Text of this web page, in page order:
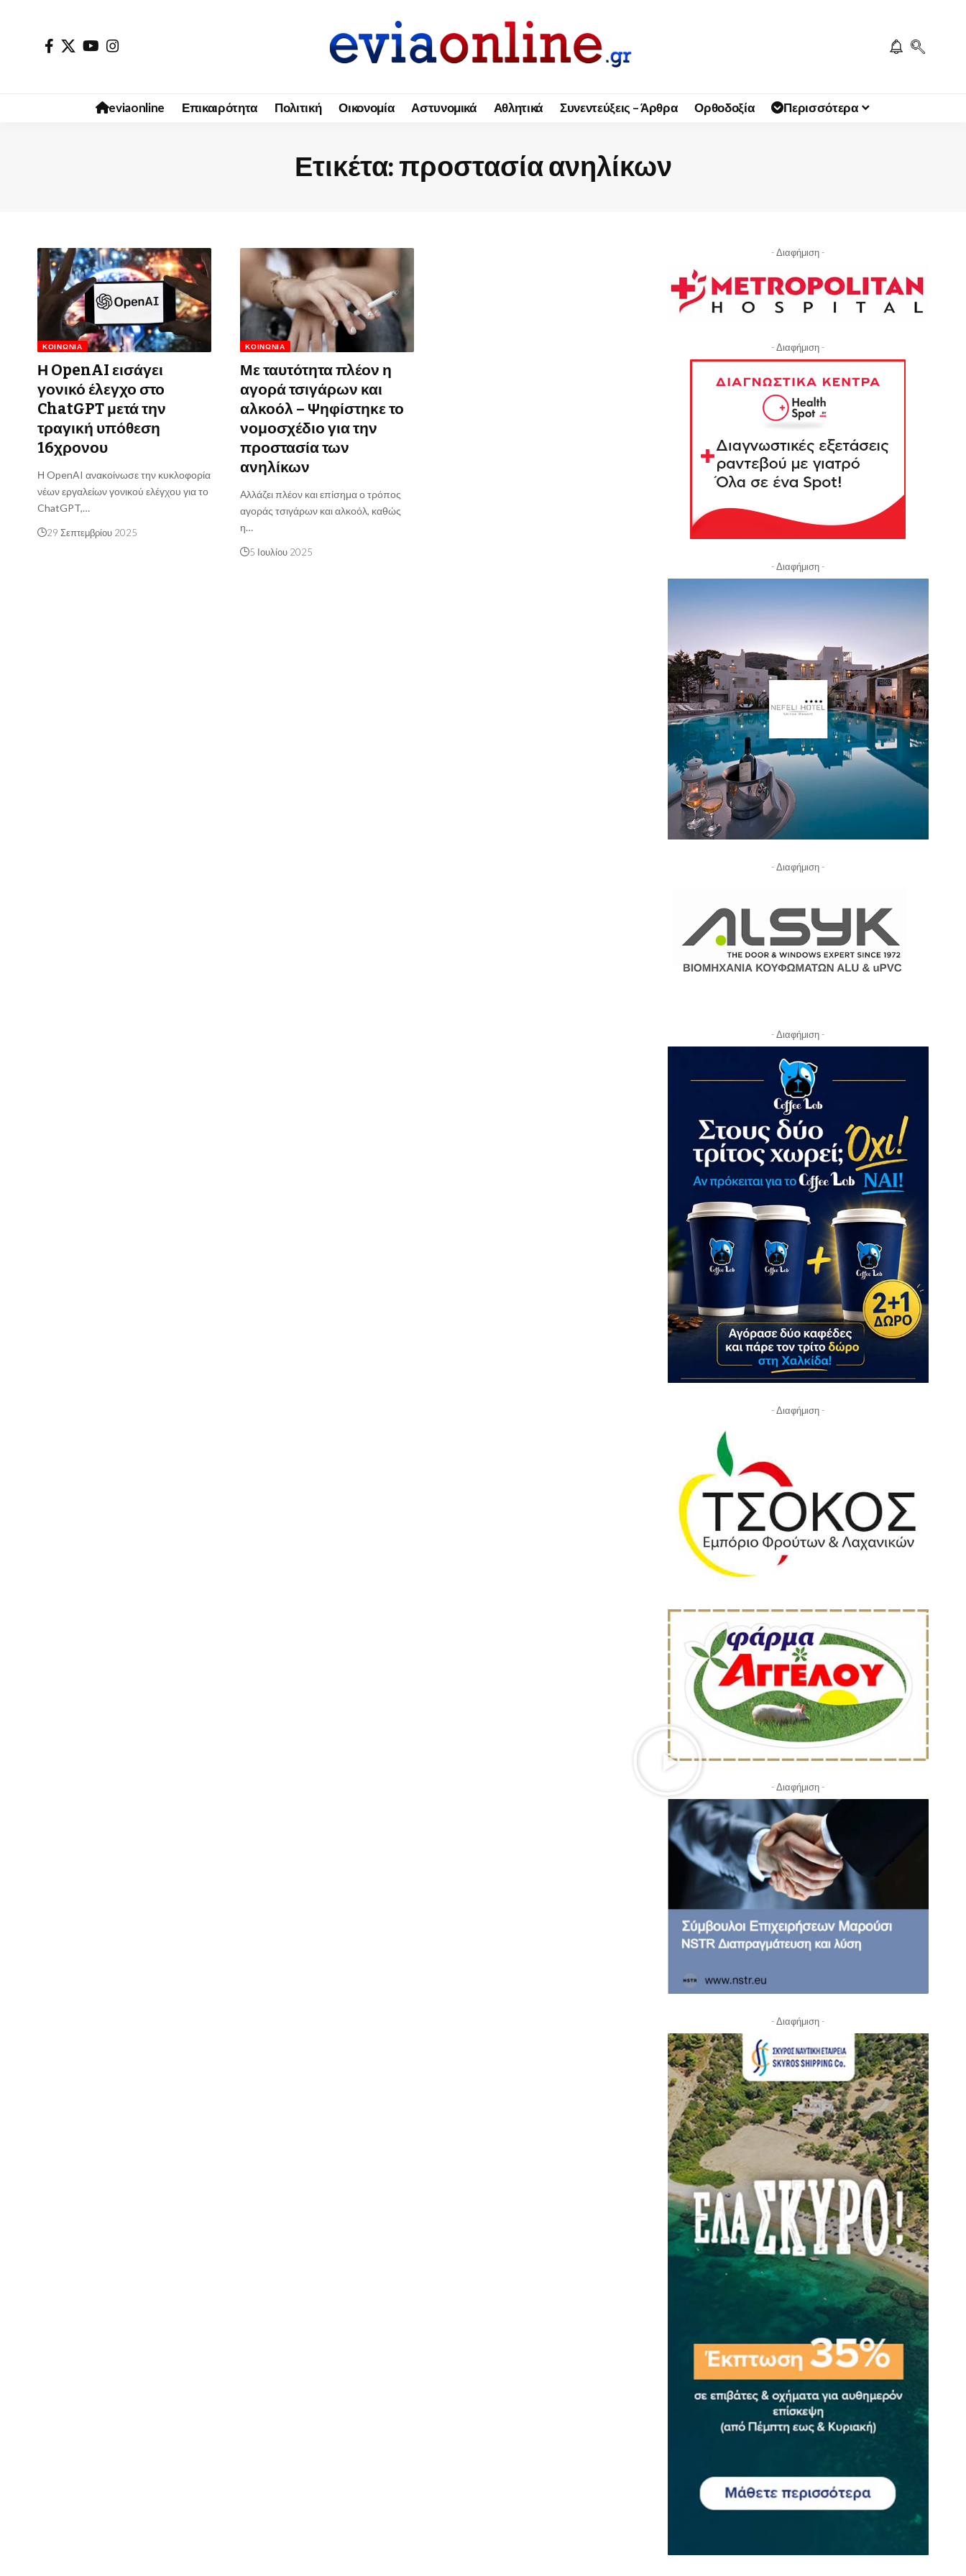
eviaonline Επικαιρότητα Πολιτική Οικονομία Αστυνομικά Αθλητικά Συνεντεύξεις – Άρθρα Ορθοδοξία Περισσότερα
Ετικέτα:προστασία ανηλίκων
ΚΟΙΝΩΝΊΑ
Η OpenAI εισάγει
γονικό έλεγχο στο
ChatGPT μετά την
τραγική υπόθεση
16χρονου
Η OpenAI ανακοίνωσε την κυκλοφορία
νέων εργαλείων γονικού ελέγχου για το
ChatGPT,…
29 Σεπτεμβρίου 2025
ΚΟΙΝΩΝΊΑ
Με ταυτότητα πλέον η
αγορά τσιγάρων και
αλκοόλ – Ψηφίστηκε το
νομοσχέδιο για την
προστασία των
ανηλίκων
Αλλάζει πλέον και επίσημα ο τρόπος
αγοράς τσιγάρων και αλκοόλ, καθώς
η…
5 Ιουλίου 2025
- Διαφήμιση -
- Διαφήμιση -
- Διαφήμιση -
- Διαφήμιση -
- Διαφήμιση -
- Διαφήμιση -
- Διαφήμιση -
- Διαφήμιση -